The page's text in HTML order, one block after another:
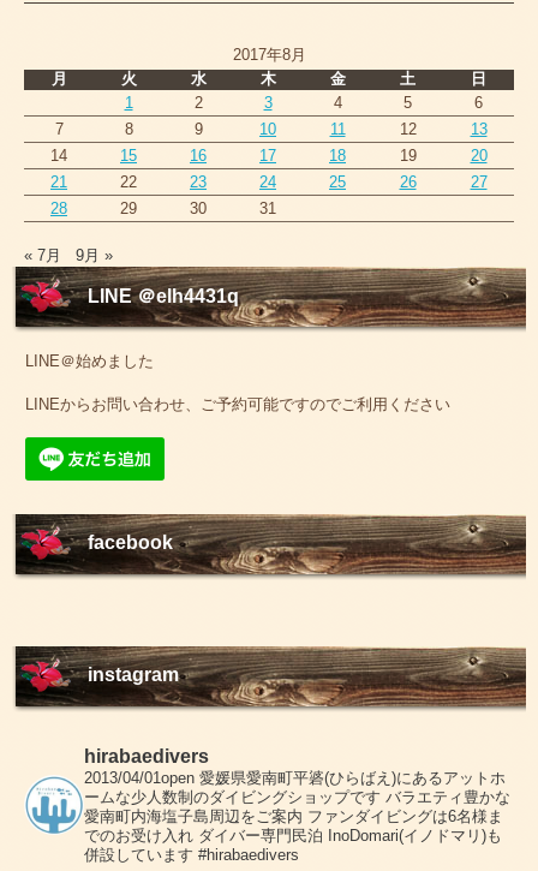
2017年8月
月
火 水 木 金 土
日
1
2 3 4 5
6
7
8 9 10 11 12
13
14
15 16 17 18 19
20
21
22 23 24 25 26
27
28
29 30 31
« 7月 9月 »
LINE ＠elh4431q
LINE＠始めました
LINEからお問い合わせ、ご予約可能ですのでご利用ください
facebook
instagram
hirabaedivers
2013/04/01open 愛媛県愛南町平碆(ひらばえ)にあるアットホ
ームな少人数制のダイビングショップです バラエティ豊かな
愛南町内海塩子島周辺をご案内 ファンダイビングは6名様ま
でのお受け入れ ダイバー専門民泊 InoDomari(イノドマリ)も
併設しています #hirabaedivers